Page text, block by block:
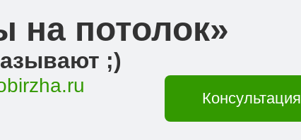
на потолок»
;)
Консультация